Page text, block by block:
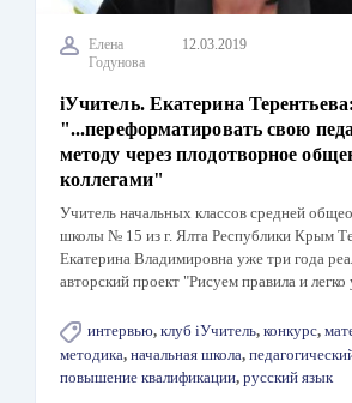
Елена
Годунова
12.03.2019
iУчитель. Екатерина Терентьева:
"...переформатировать свою
методу через плодотворное
коллегами"
Учитель начальных классов средней
школы № 15 из г. Ялта Республики Крым
Екатерина Владимировна уже три года
авторский проект "Рисуем правила и легко
интервью, клуб iУчитель, конкурс,
методика, начальная школа,
повышение квалификации, русский язык